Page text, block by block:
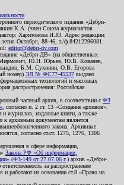
периодического издания «Дебри-
К.А. (член Союза журналистов
Харитонова И.Ю. Адрес редакции:
Октября, 88-46, т./ф.84212296081.
editor@debri-dv.com
«Дебри-ДВ» (на общественных
Ю.Н. Юрьев, Ю.В. Ковалев,
Б.М. Сухинин, О.В. Егорова
номер) ЭЛ № ФС77-45537 выдано
технологий и массовых
распространения: Российская
частный архив, в соответствии с ФЗ
, согласно п. 2 ст. 13 «Создание архивов».
и журналов, изданные книги, а также
к архивным документам является
закона. Архивные
согласно ст.ст. 1275, 1276, 1306
в сфере информации,
Закона РФ «Об информации,
(ФЗ-149 от 27.07.06 г.) архив «Дебри-
за распространение
и работают на основании ст.8 «Право на